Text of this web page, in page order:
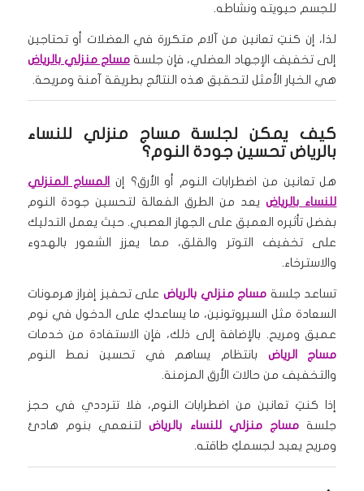
للجسم حيويته ونشاطه.
لذا، إن كنتِ تعانين من آلام متكررة في العضلات أو تحتاجين
إلى تخفيف الإجهاد العضلي، فإن جلسةمساج منزلي بالرياض
هي الخيار الأمثل لتحقيق هذه النتائج بطريقة آمنة ومريحة.
كيف يمكن لجلسة مساج منزلي للنساء
بالرياض تحسين جودة النوم؟
هل تعانين من اضطرابات النوم أو الأرق؟ إن
المساج المنزلي
للنساء بالرياضيعد من الطرق الفعالة لتحسين جودة النوم
بفضل تأثيره العميق على الجهاز العصبي. حيث يعمل التدليك
على تخفيف التوتر والقلق، مما يعزز الشعور بالهدوء
والاسترخاء.
تساعد جلسة مساج منزلي بالرياضعلى تحفيز إفراز هرمونات
السعادة مثل السيروتونين، ما يساعدكِ على الدخول في نوم
عميق ومريح. بالإضافة إلى ذلك، فإن الاستفادة من خدمات
مساج الرياض بانتظام يساهم في تحسين نمط النوم
والتخفيف من حالات الأرق المزمنة.
إذا كنتِ تعانين من اضطرابات النوم، فلا تترددي في حجز
جلسة مساج منزلي للنساء بالرياضلتنعمي بنوم هادئ
ومريح يعيد لجسمكِ طاقته.